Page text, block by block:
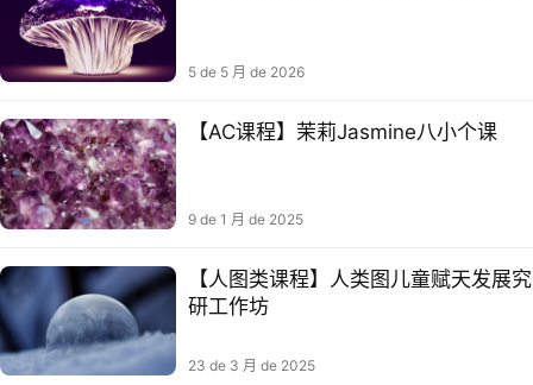
5 de 5 月 de 2026
【AC课程】茉莉Jasmine八小个‬课
9 de 1 月 de 2025
【人图类‬课程】人类图儿童赋天‬发展究
研‬工作坊
23 de 3 月 de 2025